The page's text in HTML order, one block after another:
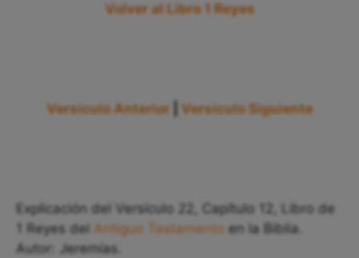
Volver al Libro 1 Reyes
Versículo Anterior Versículo Siguiente
Explicación del Versículo 22, Capítulo 12, Libro de
1 Reyes del Antiguo Testamento en la Biblia.
Autor: Jeremías.